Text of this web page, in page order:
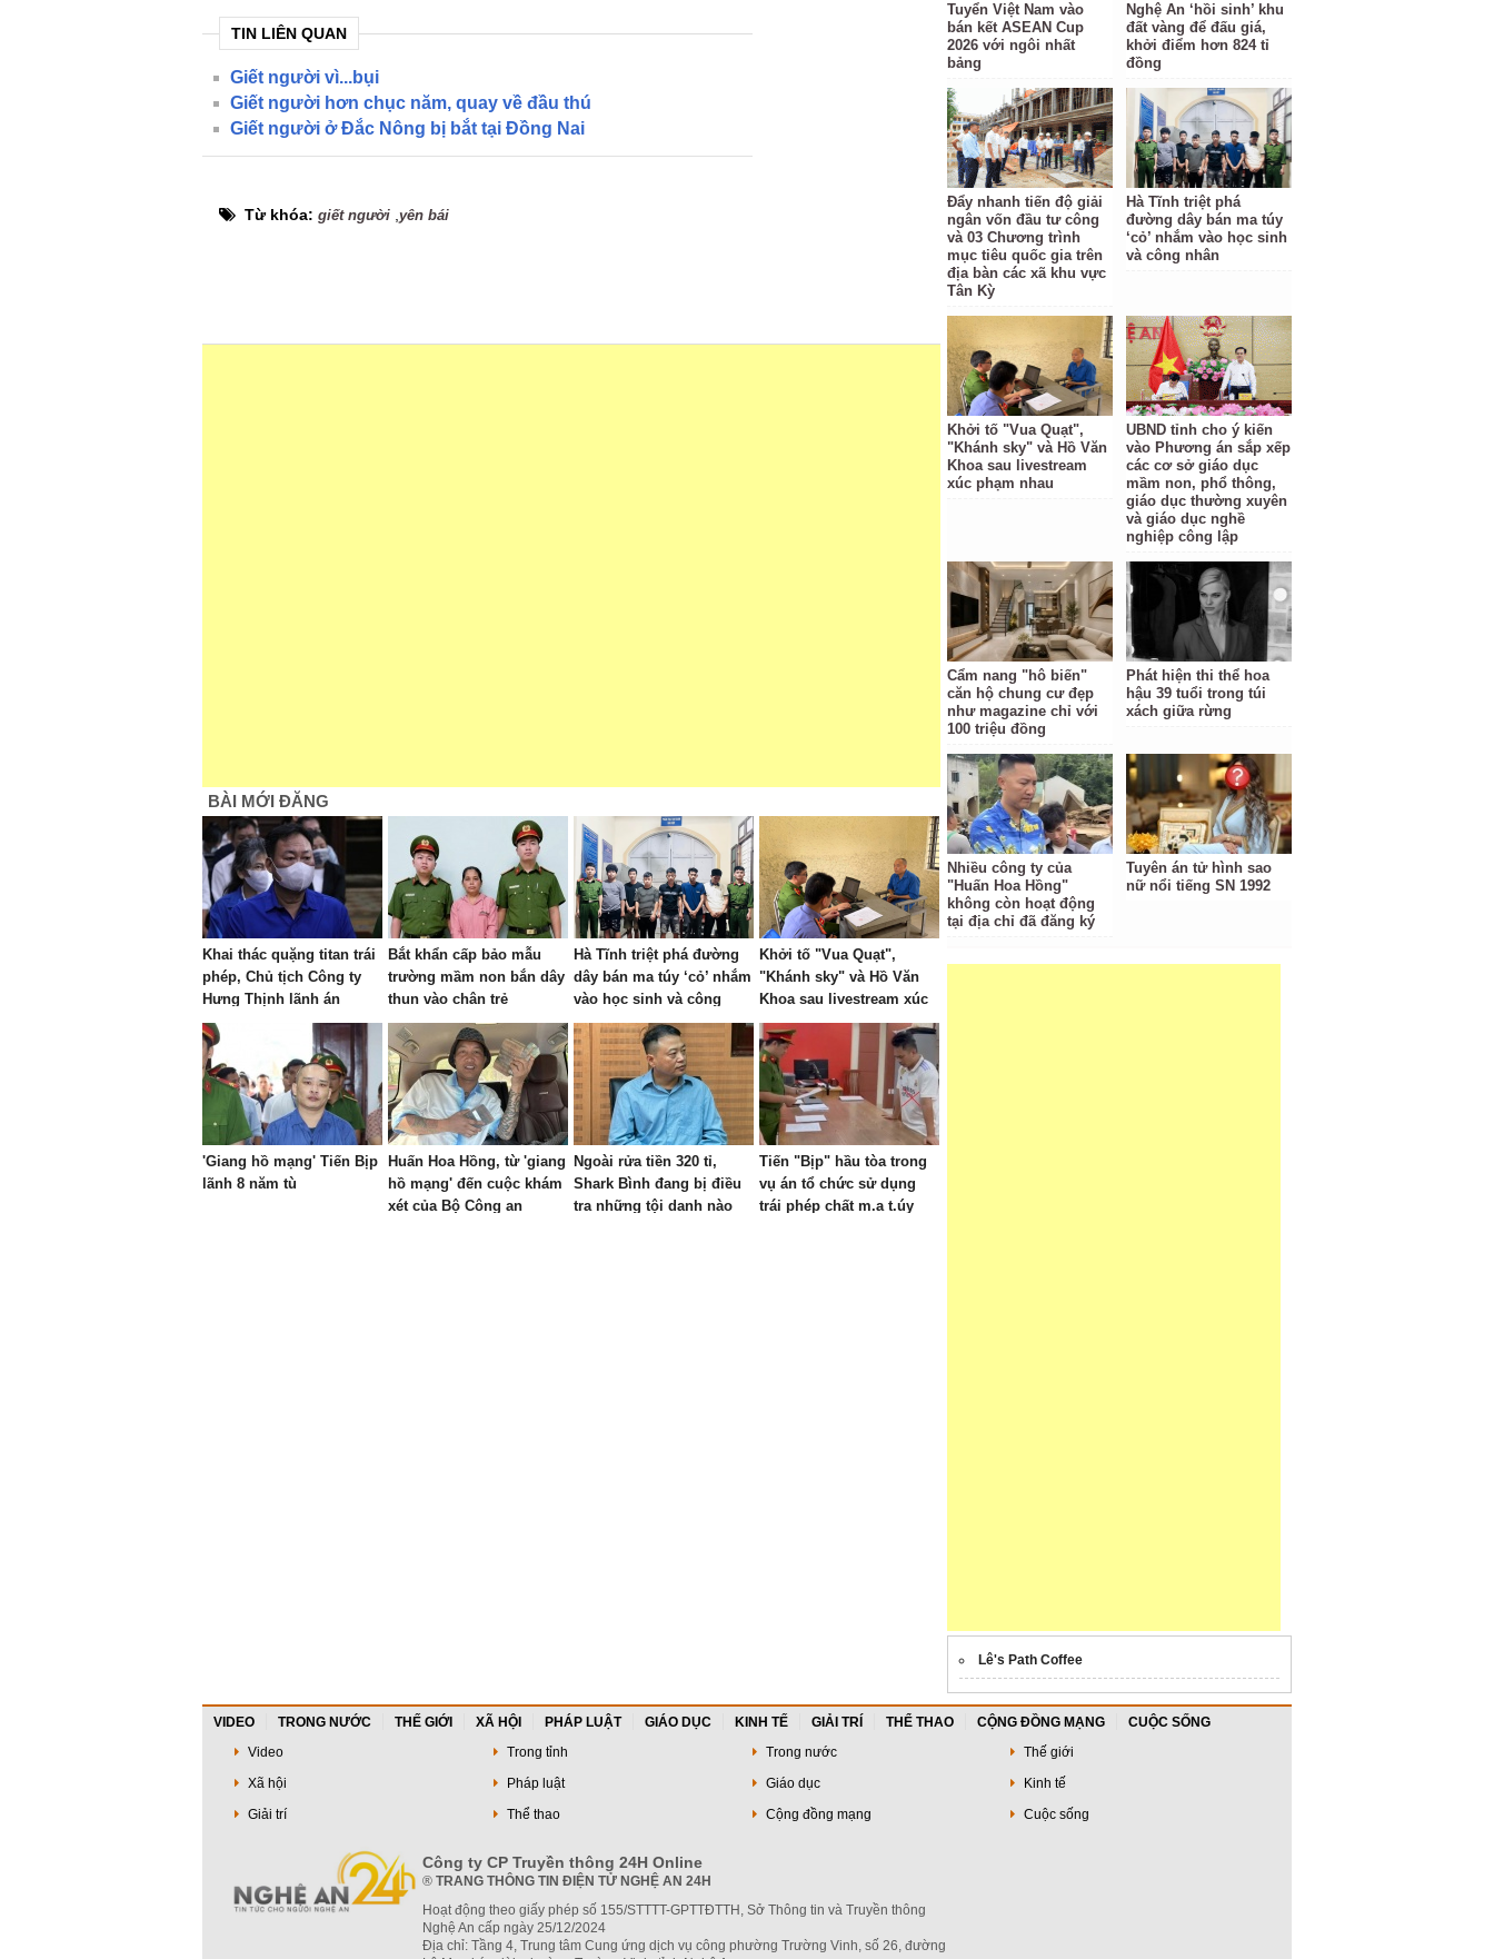
TIN LIÊN QUAN
Giết người vì...bụi
Giết người hơn chục năm, quay về đầu thú
Giết người ở Đắc Nông bị bắt tại Đồng Nai
Từ khóa: giết người yên bái
BÀI MỚI ĐĂNG
Khai thác quặng titan trái
phép, Chủ tịch Công ty
Hưng Thịnh lãnh án
Bắt khẩn cấp bảo mẫu
trường mầm non bắn dây
thun vào chân trẻ
Hà Tĩnh triệt phá đường
dây bán ma túy ‘cỏ’ nhắm
vào học sinh và công
nhân
Khởi tố "Vua Quạt",
"Khánh sky" và Hồ Văn
Khoa sau livestream xúc
phạm nhau
'Giang hồ mạng' Tiến Bịp
lãnh 8 năm tù
Huấn Hoa Hồng, từ 'giang
hồ mạng' đến cuộc khám
xét của Bộ Công an
Ngoài rửa tiền 320 tỉ,
Shark Bình đang bị điều
tra những tội danh nào
Tiến "Bịp" hầu tòa trong
vụ án tổ chức sử dụng
trái phép chất m.a t.úy
Tuyển Việt Nam vào
bán kết ASEAN Cup
2026 với ngôi nhất
bảng
Nghệ An ‘hồi sinh’ khu
đất vàng để đấu giá,
khởi điểm hơn 824 tỉ
đồng
Đẩy nhanh tiến độ giải
ngân vốn đầu tư công
và 03 Chương trình
mục tiêu quốc gia trên
địa bàn các xã khu vực
Tân Kỳ
Hà Tĩnh triệt phá
đường dây bán ma túy
‘cỏ’ nhắm vào học sinh
và công nhân
Khởi tố "Vua Quạt",
"Khánh sky" và Hồ Văn
Khoa sau livestream
xúc phạm nhau
UBND tỉnh cho ý kiến
vào Phương án sắp xếp
các cơ sở giáo dục
mầm non, phổ thông,
giáo dục thường xuyên
và giáo dục nghề
nghiệp công lập
Cẩm nang "hô biến"
căn hộ chung cư đẹp
như magazine chỉ với
100 triệu đồng
Phát hiện thi thể hoa
hậu 39 tuổi trong túi
xách giữa rừng
Nhiều công ty của
"Huấn Hoa Hồng"
không còn hoạt động
tại địa chỉ đã đăng ký
Tuyên án tử hình sao
nữ nổi tiếng SN 1992
Lê's Path Coffee
VIDEO TRONG NƯỚC THẾ GIỚI XÃ HỘI PHÁP LUẬT GIÁO DỤC KINH TẾ GIẢI TRÍ THỂ THAO CỘNG ĐỒNG MẠNG
CUỘC SỐNG
Video
Trong tỉnh Trong nước
Thế giới
Xã hội
Pháp luật Giáo dục
Kinh tế
Giải trí
Thể thao Cộng đồng mạng Cuộc sống
Công ty CP Truyền thông 24H Online
® TRANG THÔNG TIN ĐIỆN TỬ NGHỆ AN 24H
Hoạt động theo giấy phép số 155/STTTT-GPTTĐTTH, Sở Thông tin và Truyền thông
Nghệ An cấp ngày 25/12/2024
Địa chỉ: Tầng 4, Trung tâm Cung ứng dịch vụ công phường Trường Vinh, số 26, đường